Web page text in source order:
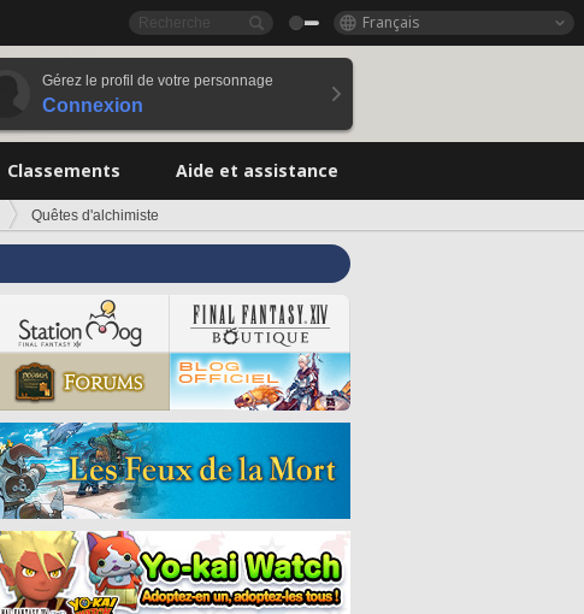
Français
Gérez le profil de votre personnage
Connexion
Classements Aide et assistance
Quêtes d'alchimiste